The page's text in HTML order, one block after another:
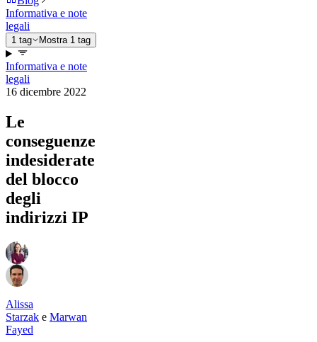
Informativa e note
legali
1 tag Mostra 1 tag
Informativa e note
legali
16 dicembre 2022
Le
conseguenze
indesiderate
del blocco
degli
indirizzi IP
Alissa
Starzak e Marwan
Fayed